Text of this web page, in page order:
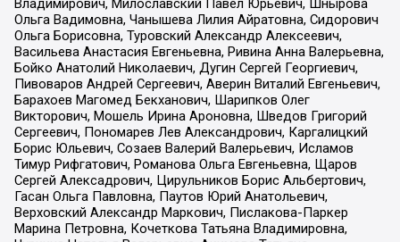
Владимирович, Милославский Павел Юрьевич, Шнырова
Ольга Вадимовна, Чанышева Лилия Айратовна, Сидорович
Ольга Борисовна, Туровский Александр Алексеевич,
Васильева Анастасия Евгеньевна, Ривина Анна Валерьевна,
Бойко Анатолий Николаевич, Дугин Сергей Георгиевич,
Пивоваров Андрей Сергеевич, Аверин Виталий Евгеньевич,
Барахоев Магомед Бекханович, Шарипков Олег
Викторович, Мошель Ирина Ароновна, Шведов Григорий
Сергеевич, Пономарев Лев Александрович, Каргалицкий
Борис Юльевич, Созаев Валерий Валерьевич, Исламов
Тимур Рифгатович, Романова Ольга Евгеньевна, Щаров
Сергей Алексадрович, Цирульников Борис Альбертович,
Гасан Ольга Павловна, Паутов Юрий Анатольевич,
Верховский Александр Маркович, Пислакова-Паркер
Марина Петровна, Кочеткова Татьяна Владимировна,